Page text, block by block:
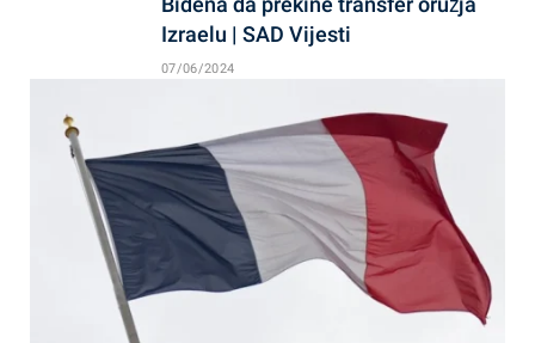
Izraelu | SAD Vijesti
07/06/2024